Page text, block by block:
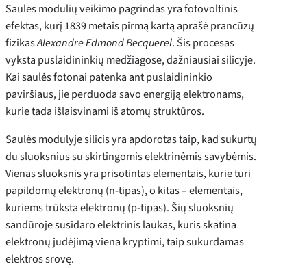
Saulės modulių veikimo pagrindas yra fotovoltinis
efektas, kurį 1839 metais pirmą kartą aprašė prancūzų
fizikasAlexandre Edmond Becquerel. Šis procesas
vyksta puslaidininkių medžiagose, dažniausiai silicyje.
Kai saulės fotonai patenka ant puslaidininkio
paviršiaus, jie perduoda savo energiją elektronams,
kurie tada išlaisvinami iš atomų struktūros.
Saulės modulyje silicis yra apdorotas taip, kad sukurtų
du sluoksnius su skirtingomis elektrinėmis savybėmis.
Vienas sluoksnis yra prisotintas elementais, kurie turi
papildomų elektronų (n-tipas), o kitas – elementais,
kuriems trūksta elektronų (p-tipas). Šių sluoksnių
sandūroje susidaro elektrinis laukas, kuris skatina
elektronų judėjimą viena kryptimi, taip sukurdamas
elektros srovę.